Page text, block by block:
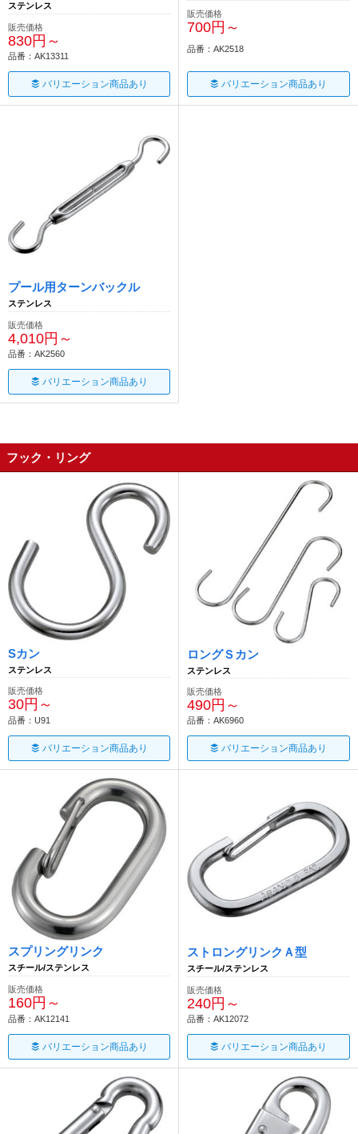
ステンレス
販売価格
830円～
品番：AK13311
バリエーション商品あり
販売価格
700円～
品番：AK2518
バリエーション商品あり
プール用ターンバックル
ステンレス
販売価格
4,010円～
品番：AK2560
バリエーション商品あり
フック・リング
Sカン
ステンレス
販売価格
30円～
品番：U91
バリエーション商品あり
ロングＳカン
ステンレス
販売価格
490円～
品番：AK6960
バリエーション商品あり
スプリングリンク
スチール/ステンレス
販売価格
160円～
品番：AK12141
バリエーション商品あり
ストロングリンクＡ型
スチール/ステンレス
販売価格
240円～
品番：AK12072
バリエーション商品あり